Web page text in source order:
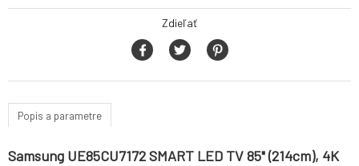
Zdieľať
Popis a parametre
Samsung UE85CU7172 SMART LED TV 85" (214cm), 4K